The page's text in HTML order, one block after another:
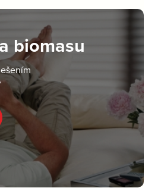
biomasu